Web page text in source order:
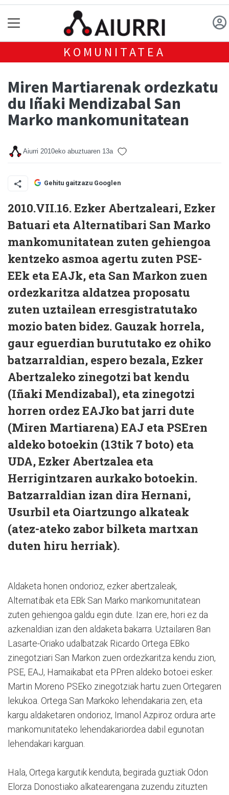
KOMUNITATEA
Miren Martiarenak ordezkatu
du Iñaki Mendizabal San
Marko mankomunitatean
Aiurri 2010eko abuztuaren 13a
Gehitu gaitzazu Googlen
2010.VII.16. Ezker Abertzaleari, Ezker
Batuari eta Alternatibari San Marko
mankomunitatean zuten gehiengoa
kentzeko asmoa agertu zuten PSE-
EEk eta EAJk, eta San Markon zuen
ordezkaritza aldatzea proposatu
zuten uztailean erresgistratutako
mozio baten bidez. Gauzak horrela,
gaur eguerdian burututako ez ohiko
batzarraldian, espero bezala, Ezker
Abertzaleko zinegotzi bat kendu
(Iñaki Mendizabal), eta zinegotzi
horren ordez EAJko bat jarri dute
(Miren Martiarena) EAJ eta PSEren
aldeko botoekin (13tik 7 boto) eta
UDA, Ezker Abertzalea eta
Herrigintzaren aurkako botoekin.
Batzarraldian izan dira Hernani,
Usurbil eta Oiartzungo alkateak
(atez-ateko zabor bilketa martxan
duten hiru herriak).
Aldaketa honen ondorioz, ezker abertzaleak,
Alternatibak eta EBk San Marko mankomunitatean
zuten gehiengoa galdu egin dute. Izan ere, hori ez da
azkenaldian izan den aldaketa bakarra. Uztailaren 8an
Lasarte-Oriako udalbatzak Ricardo Ortega EBko
zinegotziari San Markon zuen ordezkaritza kendu zion,
PSE, EAJ, Hamaikabat eta PPren aldeko botoei esker.
Martin Moreno PSEko zinegotziak hartu zuen Ortegaren
lekukoa. Ortega San Markoko lehendakaria zen, eta
kargu aldaketaren ondorioz, Imanol Azpiroz ordura arte
mankomunitateko lehendakariordea dabil egunotan
lehendakari karguan.
Hala, Ortega kargutik kenduta, begirada guztiak Odon
Elorza Donostiako alkatearengana zuzendu zituzten